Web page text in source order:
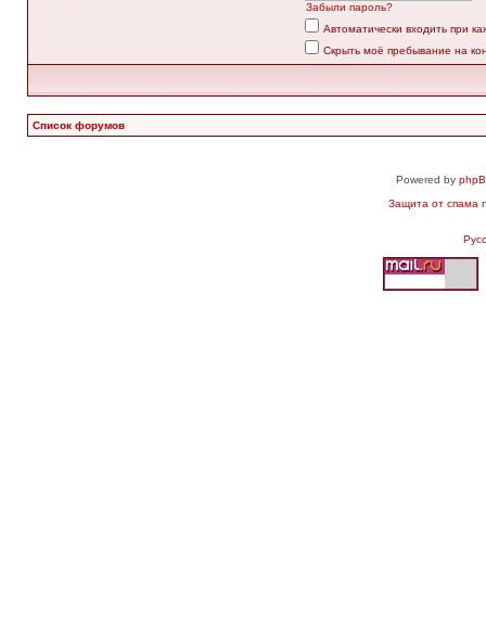
Забыли пароль?
Автоматически входить при
Скрыть моё пребывание на
Список форумов
Powered by
Защита от спама